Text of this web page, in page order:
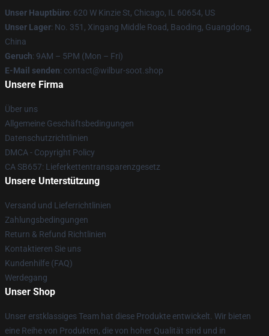
Unser Hauptbüro: 620 W Kinzie St, Chicago, IL 60654, US
Unser Lager: No. 351, Xingang Middle Road, Baoding, Guangdong,
China
Geruch: 9AM – 5PM (Mon – Fri)
E-Mail senden: contact@wilbur-soot.shop
Unsere Firma
Über uns
Allgemeine Geschäftsbedingungen
Datenschutzrichtlinien
DMCA - Copyright Policy
CA SB657: Lieferkettentransparenzgesetz
Unsere Unterstützung
Versand und Lieferrichtlinien
Zahlungsbedingungen
Return & Refund Richtlinien
Kontaktieren Sie uns
Kundenhilfe (FAQ)
Werdegang
Unser Shop
Unser erstklassiges Team hat diese Produkte entwickelt. Wir bieten
eine Reihe von Produkten, die von hoher Qualität sind und in